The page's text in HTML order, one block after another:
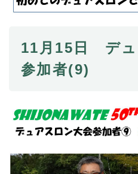
11月15日 デュ
参加者(9)